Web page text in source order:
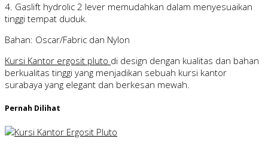
4. Gaslift hydrolic 2 lever memudahkan dalam menyesuaikan
tinggi tempat duduk.
Bahan: Oscar/Fabric dan Nylon
Kursi Kantor ergosit pluto di design dengan kualitas dan bahan
berkualitas tinggi yang menjadikan sebuah kursi kantor
surabaya yang elegant dan berkesan mewah.
Pernah Dilihat